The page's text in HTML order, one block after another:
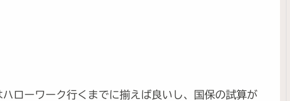
ローワーク行くまでに揃えば良いし、国保の試算が